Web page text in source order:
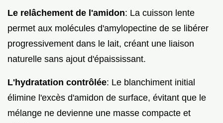
Le relâchement de l'amidon: La cuisson lente
permet aux molécules d'amylopectine de se libérer
progressivement dans le lait, créant une liaison
naturelle sans ajout d'épaississant.
L'hydratation contrôlée: Le blanchiment initial
élimine l'excès d'amidon de surface, évitant que le
mélange ne devienne une masse compacte et